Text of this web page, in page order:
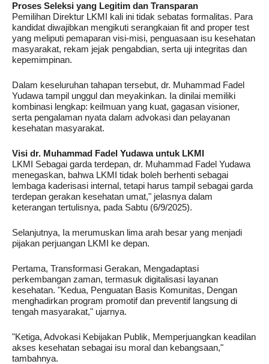
Proses Seleksi yang Legitim dan Transparan
Pemilihan Direktur LKMI kali ini tidak sebatas formalitas. Para
kandidat diwajibkan mengikuti serangkaian fit and proper test
yang meliputi pemaparan visi-misi, penguasaan isu kesehatan
masyarakat, rekam jejak pengabdian, serta uji integritas dan
kepemimpinan.
Dalam keseluruhan tahapan tersebut, dr. Muhammad Fadel
Yudawa tampil unggul dan meyakinkan. Ia dinilai memiliki
kombinasi lengkap: keilmuan yang kuat, gagasan visioner,
serta pengalaman nyata dalam advokasi dan pelayanan
kesehatan masyarakat.
Visi dr. Muhammad Fadel Yudawa untuk LKMI
LKMI Sebagai garda terdepan, dr. Muhammad Fadel Yudawa
menegaskan, bahwa LKMI tidak boleh berhenti sebagai
lembaga kaderisasi internal, tetapi harus tampil sebagai garda
terdepan gerakan kesehatan umat," jelasnya dalam
keterangan tertulisnya, pada Sabtu (6/9/2025).
Selanjutnya, Ia merumuskan lima arah besar yang menjadi
pijakan perjuangan LKMI ke depan.
Pertama, Transformasi Gerakan, Mengadaptasi
perkembangan zaman, termasuk digitalisasi layanan
kesehatan. "Kedua, Penguatan Basis Komunitas, Dengan
menghadirkan program promotif dan preventif langsung di
tengah masyarakat," ujarnya.
"Ketiga, Advokasi Kebijakan Publik, Memperjuangkan keadilan
akses kesehatan sebagai isu moral dan kebangsaan,"
tambahnya.